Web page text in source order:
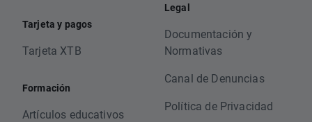
Tarjeta y pagos
Tarjeta XTB
Formación
Artículos educativos
Legal
Documentación y
Normativas
Canal de Denuncias
Política de Privacidad